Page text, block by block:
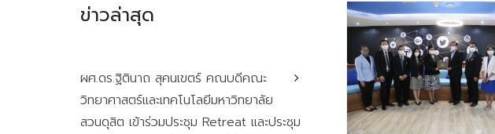
ข่าวล่าสุด
ผศ.ดร.ฐิตินาถ สุคนเขตร์ คณบดีคณะ
วิทยาศาสตร์และเทคโนโลยีมหาวิทยาลัย
สวนดุสิต เข้าร่วมประชุม Retreat และประชุม